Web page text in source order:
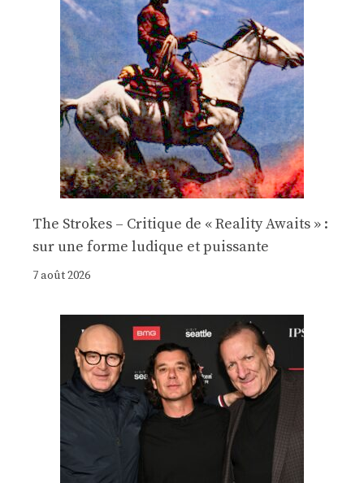
The Strokes – Critique de « Reality Awaits » :
sur une forme ludique et puissante
7 août 2026